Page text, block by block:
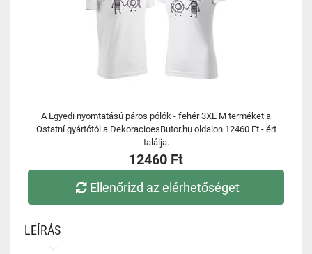
A Egyedi nyomtatású páros pólók - fehér 3XL M terméket a
Ostatní gyártótól a DekoracioesButor.hu oldalon 12460 Ft - ért
találja.
12460 Ft
Ellenőrizd az elérhetőséget
LEÍRÁS